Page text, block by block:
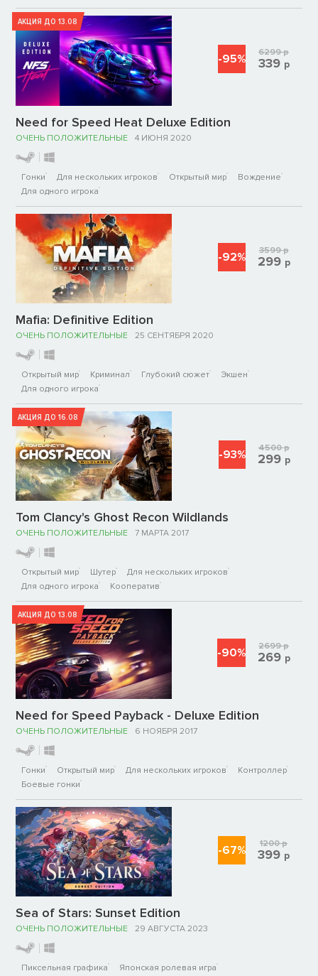
АКЦИЯ ДО 13.08
Need for Speed Heat Deluxe Edition
ОЧЕНЬ ПОЛОЖИТЕЛЬНЫЕ 4 ИЮНЯ 2020
Гонки Для нескольких игроков Открытый мир
Вождение
Для одного игрока
-95% 6299р
339 р
Mafia: Definitive Edition
ОЧЕНЬ ПОЛОЖИТЕЛЬНЫЕ 25 СЕНТЯБРЯ 2020
Открытый мир Криминал Глубокий сюжет
Экшен
Для одного игрока
-92% 3599р
299 р
АКЦИЯ ДО 16.08
Tom Clancy's Ghost Recon Wildlands
ОЧЕНЬ ПОЛОЖИТЕЛЬНЫЕ 7 МАРТА 2017
Открытый мир Шутер
Для нескольких игроков
Для одного игрока
Кооператив
-93% 4500р
299 р
АКЦИЯ ДО 13.08
Need for Speed Payback - Deluxe Edition
ОЧЕНЬ ПОЛОЖИТЕЛЬНЫЕ 6 НОЯБРЯ 2017
Гонки Открытый мир Для нескольких игроков
Контроллер
Боевые гонки
-90% 2699р
269 р
Sea of Stars: Sunset Edition
ОЧЕНЬ ПОЛОЖИТЕЛЬНЫЕ 29 АВГУСТА 2023
Пиксельная графика
Японская ролевая игра
-67% 1200р
399 р